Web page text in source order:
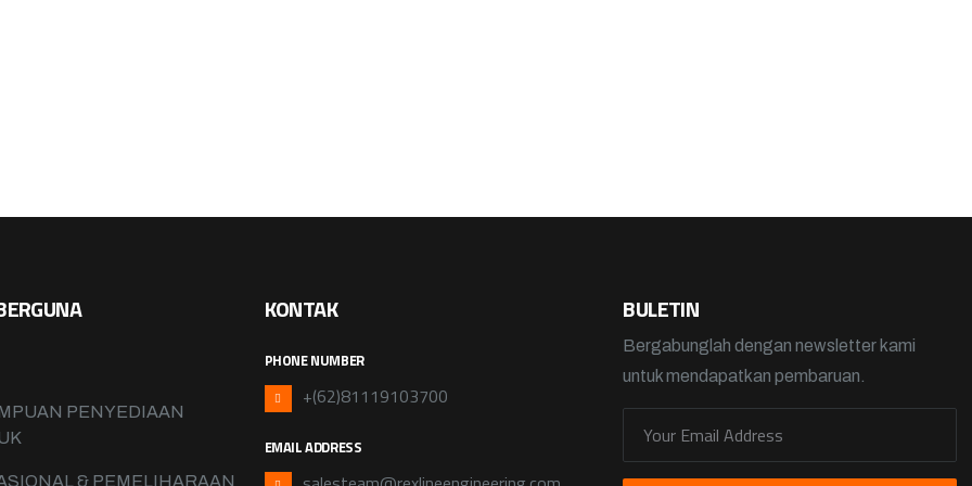
PENYEDIAAN
& PEMELIHARAAN
KONTAK
PHONE NUMBER
+(62)81119103700
EMAIL ADDRESS
BULETIN
Bergabunglah dengan newsletter kami
untuk mendapatkan pembaruan.